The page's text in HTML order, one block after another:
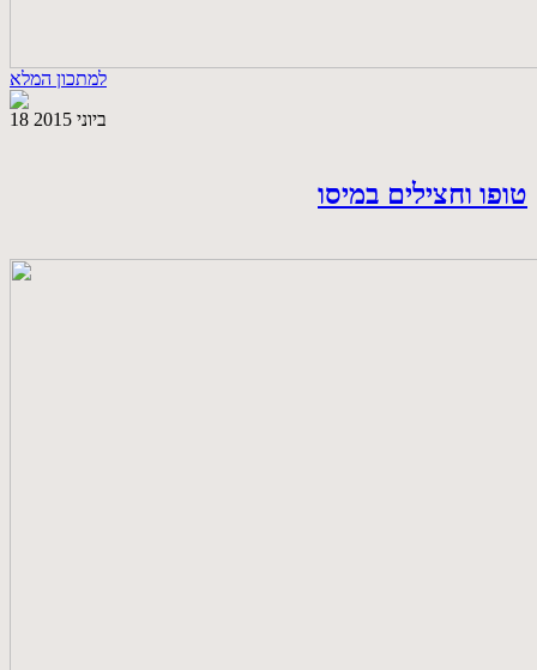
למתכון המלא
18 ביוני 2015
טופו וחצילים במיסו